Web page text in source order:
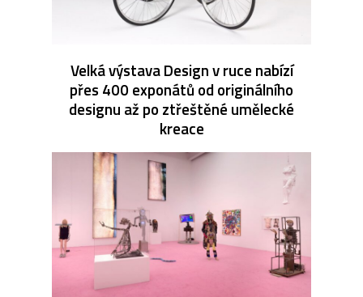
Velká výstava Design v ruce nabízí
přes 400 exponátů od originálního
designu až po ztřeštěné umělecké
kreace